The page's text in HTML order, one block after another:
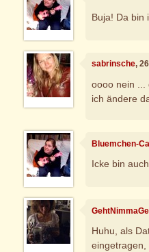
Buja! Da bin
sabrinsche,
oooo nein ...
ich ändere
Bluemchen-
Icke bin
Huhu, als
eingetragen,